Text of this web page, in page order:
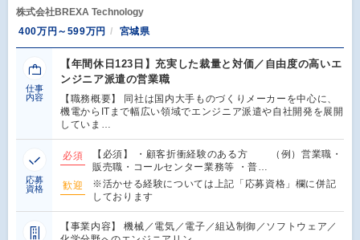
株式会社BREXA Technology
400万円～599万円
宮城県
仕事
内容
【年間休日123日】充実した裁量と対価／自由度の高いエ
ンジニア派遣の営業職
【職務概要】 同社は国内大手ものづくりメーカーを中心に、
機電からITまで幅広い領域でエンジニア派遣や自社開発を展開
していま…
応募
資格
必須
【必須】 ・顧客折衝経験のある方 （例）営業職・
販売職・コールセンター業務等 ・普…
歓迎
※活かせる経験については上記「応募資格」欄に併記
しております
【事業内容】 機械／電気／電子／組込制御／ソフトウェア／